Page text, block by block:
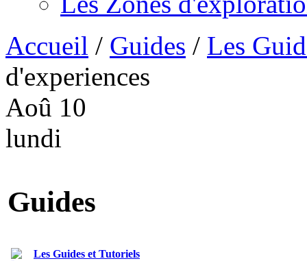
Accueil / Guides / Les
d'experiences
Aoû 10
lundi
Guides
Les Guides et Tutoriels